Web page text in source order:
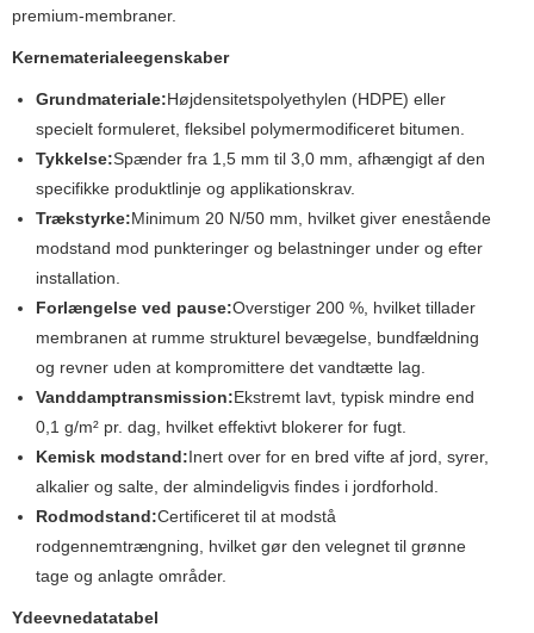
premium-membraner.
Kernematerialeegenskaber
Grundmateriale:Højdensitetspolyethylen (HDPE) eller
specielt formuleret, fleksibel polymermodificeret bitumen.
Tykkelse:Spænder fra 1,5 mm til 3,0 mm, afhængigt af den
specifikke produktlinje og applikationskrav.
Trækstyrke:Minimum 20 N/50 mm, hvilket giver enestående
modstand mod punkteringer og belastninger under og efter
installation.
Forlængelse ved pause:Overstiger 200 %, hvilket tillader
membranen at rumme strukturel bevægelse, bundfældning
og revner uden at kompromittere det vandtætte lag.
Vanddamptransmission:Ekstremt lavt, typisk mindre end
0,1 g/m² pr. dag, hvilket effektivt blokerer for fugt.
Kemisk modstand:Inert over for en bred vifte af jord, syrer,
alkalier og salte, der almindeligvis findes i jordforhold.
Rodmodstand:Certificeret til at modstå
rodgennemtrængning, hvilket gør den velegnet til grønne
tage og anlagte områder.
Ydeevnedatatabel